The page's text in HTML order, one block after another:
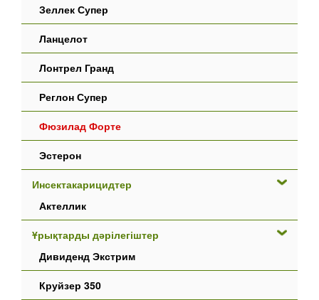
Зеллек Супер
Ланцелот
Лонтрел Гранд
Реглон Супер
Фюзилад Форте
Эстерон
Инсектакарицидтер
Актеллик
Ұрықтарды дәрілегіштер
Дивиденд Экстрим
Круйзер 350